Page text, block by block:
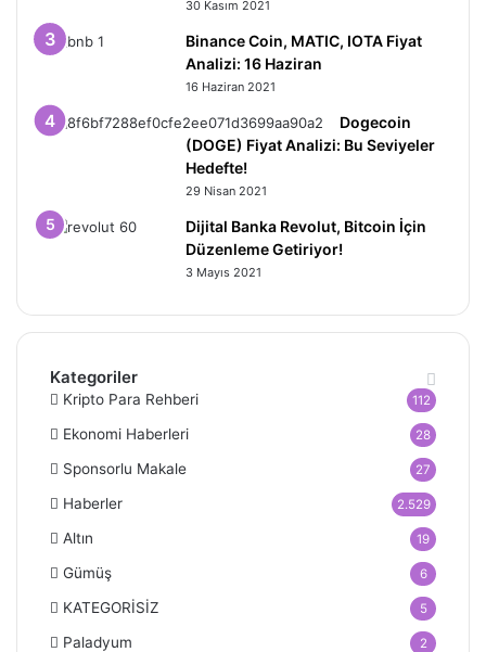
30 Kasım 2021
Binance Coin, MATIC, IOTA Fiyat
Analizi: 16 Haziran
16 Haziran 2021
Dogecoin
(DOGE) Fiyat Analizi: Bu Seviyeler
Hedefte!
29 Nisan 2021
Dijital Banka Revolut, Bitcoin İçin
Düzenleme Getiriyor!
3 Mayıs 2021
Kategoriler
Kripto Para Rehberi 112
Ekonomi Haberleri 28
Sponsorlu Makale 27
Haberler 2.529
Altın 19
Gümüş 6
KATEGORİSİZ 5
Paladyum 2